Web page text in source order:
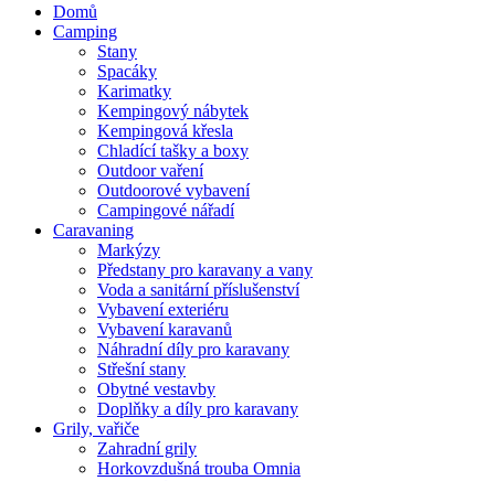
Domů
Camping
Stany
Spacáky
Karimatky
Kempingový nábytek
Kempingová křesla
Chladící tašky a boxy
Outdoor vaření
Outdoorové vybavení
Campingové nářadí
Caravaning
Markýzy
Předstany pro karavany a vany
Voda a sanitární příslušenství
Vybavení exteriéru
Vybavení karavanů
Náhradní díly pro karavany
Střešní stany
Obytné vestavby
Doplňky a díly pro karavany
Grily, vařiče
Zahradní grily
Horkovzdušná trouba Omnia